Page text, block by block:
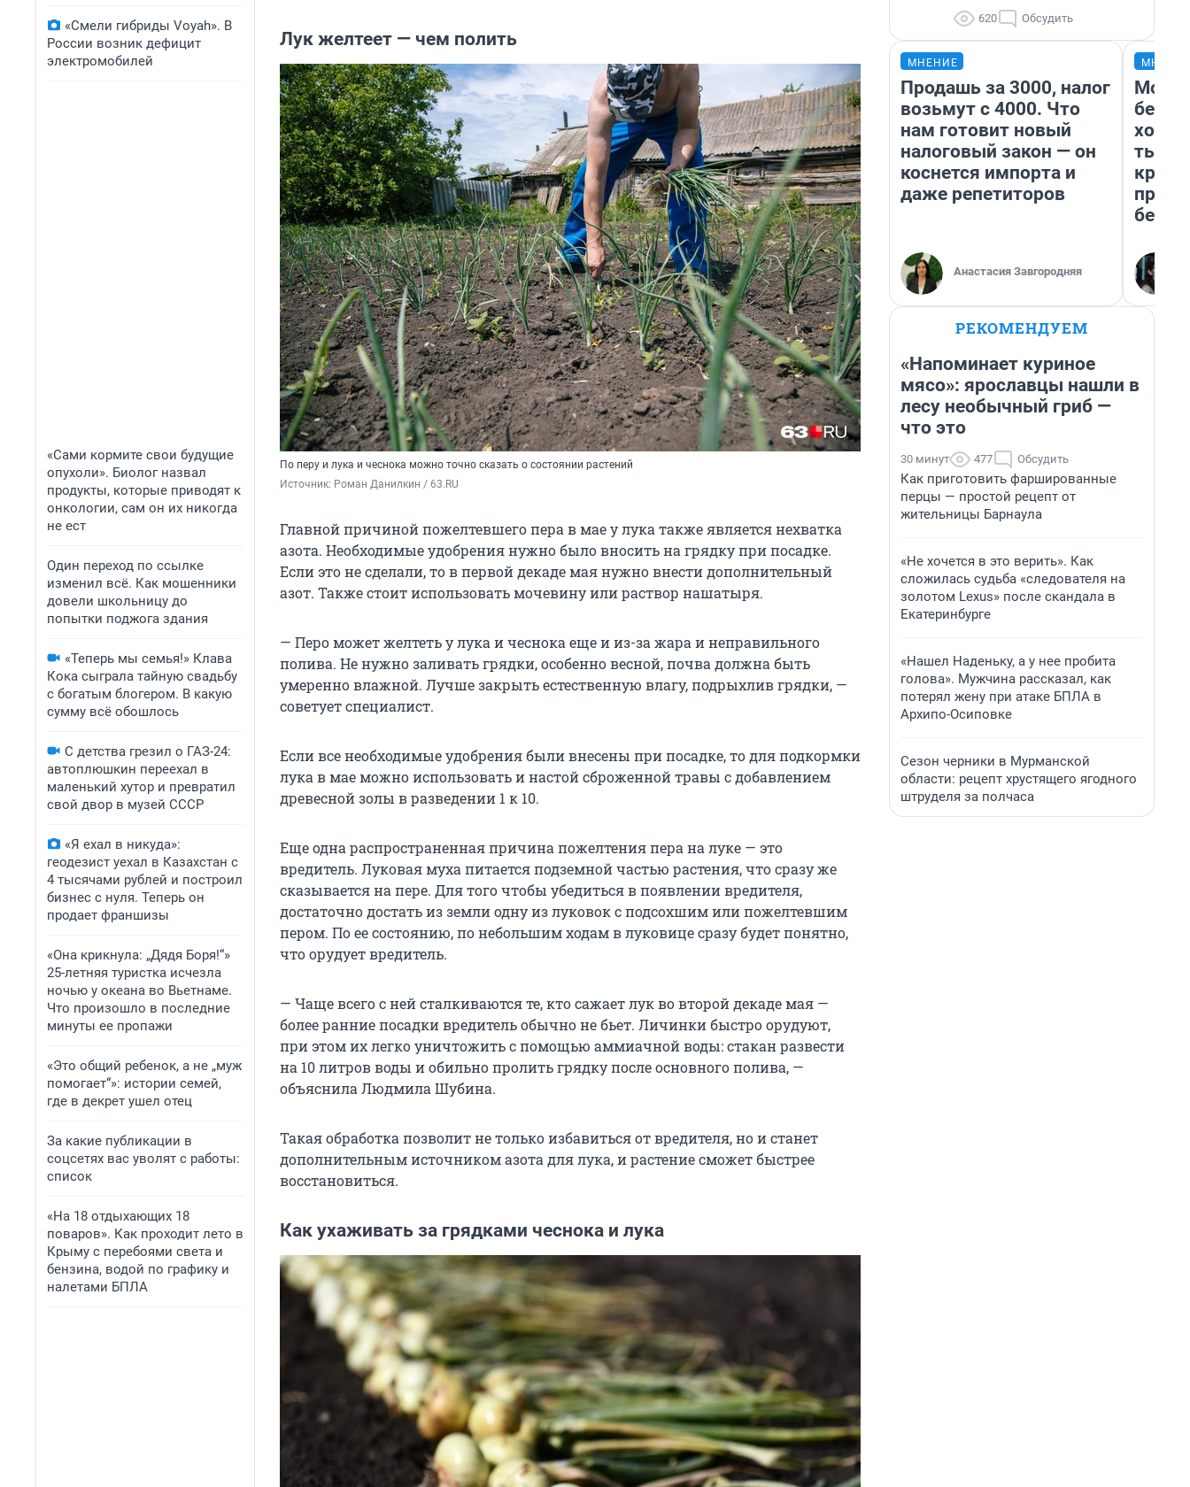
«Смели гибриды Voyah». В
России возник дефицит
электромобилей
«Сами кормите свои будущие
опухоли». Биолог назвал
продукты, которые приводят к
онкологии, сам он их никогда
не ест
Один переход по ссылке
изменил всё. Как мошенники
довели школьницу до
попытки поджога здания
«Теперь мы семья!» Клава
Кока сыграла тайную свадьбу
с богатым блогером. В какую
сумму всё обошлось
С детства грезил о ГАЗ-24:
автоплюшкин переехал в
маленький хутор и превратил
свой двор в музей СССР
«Я ехал в никуда»:
геодезист уехал в Казахстан с
4 тысячами рублей и построил
бизнес с нуля. Теперь он
продает франшизы
«Она крикнула: „Дядя Боря!“»
25-летняя туристка исчезла
ночью у океана во Вьетнаме.
Что произошло в последние
минуты ее пропажи
«Это общий ребенок, а не „муж
помогает“»: истории семей,
где в декрет ушел отец
За какие публикации в
соцсетях вас уволят с работы:
список
«На 18 отдыхающих 18
поваров». Как проходит лето в
Крыму с перебоями света и
бензина, водой по графику и
налетами БПЛА
Лук желтеет — чем полить
По перу и лука и чеснока можно точно сказать о состоянии растений
Источник: Роман Данилкин / 63.RU
Главной причиной пожелтевшего пера в мае у лука также является нехватка
азота. Необходимые удобрения нужно было вносить на грядку при посадке.
Если это не сделали, то в первой декаде мая нужно внести дополнительный
азот. Также стоит использовать мочевину или раствор нашатыря.
— Перо может желтеть у лука и чеснока еще и из-за жара и неправильного
полива. Не нужно заливать грядки, особенно весной, почва должна быть
умеренно влажной. Лучше закрыть естественную влагу, подрыхлив грядки, —
советует специалист.
Если все необходимые удобрения были внесены при посадке, то для подкормки
лука в мае можно использовать и настой сброженной травы с добавлением
древесной золы в разведении 1 к 10.
Еще одна распространенная причина пожелтения пера на луке — это
вредитель. Луковая муха питается подземной частью растения, что сразу же
сказывается на пере. Для того чтобы убедиться в появлении вредителя,
достаточно достать из земли одну из луковок с подсохшим или пожелтевшим
пером. По ее состоянию, по небольшим ходам в луковице сразу будет понятно,
что орудует вредитель.
— Чаще всего с ней сталкиваются те, кто сажает лук во второй декаде мая —
более ранние посадки вредитель обычно не бьет. Личинки быстро орудуют,
при этом их легко уничтожить с помощью аммиачной воды: стакан развести
на 10 литров воды и обильно пролить грядку после основного полива, —
объяснила Людмила Шубина.
Такая обработка позволит не только избавиться от вредителя, но и станет
дополнительным источником азота для лука, и растение сможет быстрее
восстановиться.
Как ухаживать за грядками чеснока и лука
620 Обсудить
МНЕНИЕ
Продашь за 3000, налог
возьмут с 4000. Что
нам готовит новый
налоговый закон — он
коснется импорта и
даже репетиторов
Анастасия Завгородняя
Мой
РЕКОМЕНДУЕМ
«Напоминает куриное
мясо»: ярославцы нашли в
лесу необычный гриб —
что это
30 минут 477 Обсудить
Как приготовить фаршированные
перцы — простой рецепт от
жительницы Барнаула
«Не хочется в это верить». Как
сложилась судьба «следователя на
золотом Lexus» после скандала в
Екатеринбурге
«Нашел Наденьку, а у нее пробита
голова». Мужчина рассказал, как
потерял жену при атаке БПЛА в
Архипо-Осиповке
Сезон черники в Мурманской
области: рецепт хрустящего ягодного
штруделя за полчаса